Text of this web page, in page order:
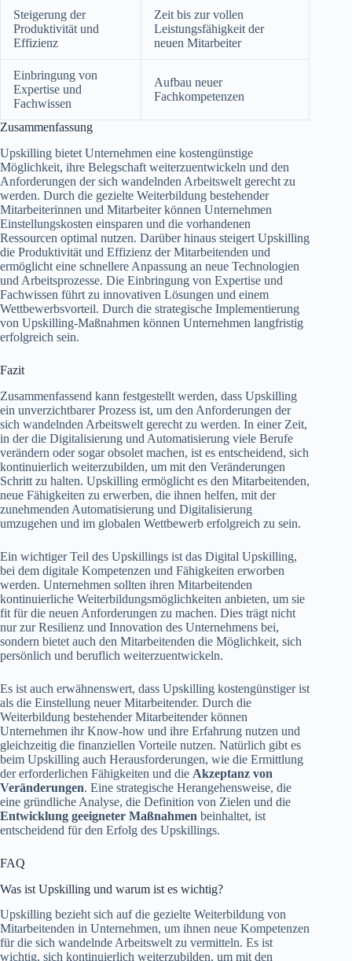
Steigerung der
Produktivität und
Effizienz
Zeit bis zur vollen
Leistungsfähigkeit der
neuen Mitarbeiter
Einbringung von
Expertise und
Fachwissen
Aufbau neuer
Fachkompetenzen
Zusammenfassung
Upskilling bietet Unternehmen eine kostengünstige
Möglichkeit, ihre Belegschaft weiterzuentwickeln und den
Anforderungen der sich wandelnden Arbeitswelt gerecht zu
werden. Durch die gezielte Weiterbildung bestehender
Mitarbeiterinnen und Mitarbeiter können Unternehmen
Einstellungskosten einsparen und die vorhandenen
Ressourcen optimal nutzen. Darüber hinaus steigert Upskilling
die Produktivität und Effizienz der Mitarbeitenden und
ermöglicht eine schnellere Anpassung an neue Technologien
und Arbeitsprozesse. Die Einbringung von Expertise und
Fachwissen führt zu innovativen Lösungen und einem
Wettbewerbsvorteil. Durch die strategische Implementierung
von Upskilling-Maßnahmen können Unternehmen langfristig
erfolgreich sein.
Fazit
Zusammenfassend kann festgestellt werden, dass Upskilling
ein unverzichtbarer Prozess ist, um den Anforderungen der
sich wandelnden Arbeitswelt gerecht zu werden. In einer Zeit,
in der die Digitalisierung und Automatisierung viele Berufe
verändern oder sogar obsolet machen, ist es entscheidend, sich
kontinuierlich weiterzubilden, um mit den Veränderungen
Schritt zu halten. Upskilling ermöglicht es den Mitarbeitenden,
neue Fähigkeiten zu erwerben, die ihnen helfen, mit der
zunehmenden Automatisierung und Digitalisierung
umzugehen und im globalen Wettbewerb erfolgreich zu sein.
Ein wichtiger Teil des Upskillings ist das Digital Upskilling,
bei dem digitale Kompetenzen und Fähigkeiten erworben
werden. Unternehmen sollten ihren Mitarbeitenden
kontinuierliche Weiterbildungsmöglichkeiten anbieten, um sie
fit für die neuen Anforderungen zu machen. Dies trägt nicht
nur zur Resilienz und Innovation des Unternehmens bei,
sondern bietet auch den Mitarbeitenden die Möglichkeit, sich
persönlich und beruflich weiterzuentwickeln.
Es ist auch erwähnenswert, dass Upskilling kostengünstiger ist
als die Einstellung neuer Mitarbeitender. Durch die
Weiterbildung bestehender Mitarbeitender können
Unternehmen ihr Know-how und ihre Erfahrung nutzen und
gleichzeitig die finanziellen Vorteile nutzen. Natürlich gibt es
beim Upskilling auch Herausforderungen, wie die Ermittlung
der erforderlichen Fähigkeiten und die Akzeptanz von
Veränderungen. Eine strategische Herangehensweise, die
eine gründliche Analyse, die Definition von Zielen und die
Entwicklung geeigneter Maßnahmen beinhaltet, ist
entscheidend für den Erfolg des Upskillings.
FAQ
Was ist Upskilling und warum ist es wichtig?
Upskilling bezieht sich auf die gezielte Weiterbildung von
Mitarbeitenden in Unternehmen, um ihnen neue Kompetenzen
für die sich wandelnde Arbeitswelt zu vermitteln. Es ist
wichtig, sich kontinuierlich weiterzubilden, um mit den